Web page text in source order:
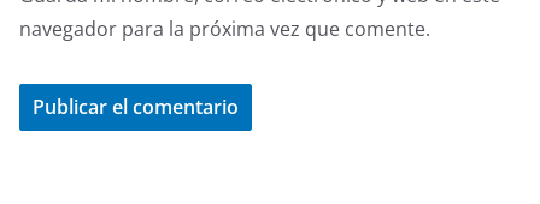
navegador para la próxima vez que comente.